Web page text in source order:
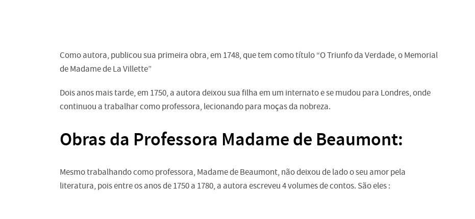
Como autora, publicou sua primeira obra, em 1748, que tem como título “O Triunfo da Verdade, o Memorial
de Madame de La Villette”
Dois anos mais tarde, em 1750, a autora deixou sua filha em um internato e se mudou para Londres, onde
continuou a trabalhar como professora, lecionando para moças da nobreza.
Obras da Professora Madame de Beaumont:
Mesmo trabalhando como professora, Madame de Beaumont, não deixou de lado o seu amor pela
literatura, pois entre os anos de 1750 a 1780, a autora escreveu 4 volumes de contos. São eles :